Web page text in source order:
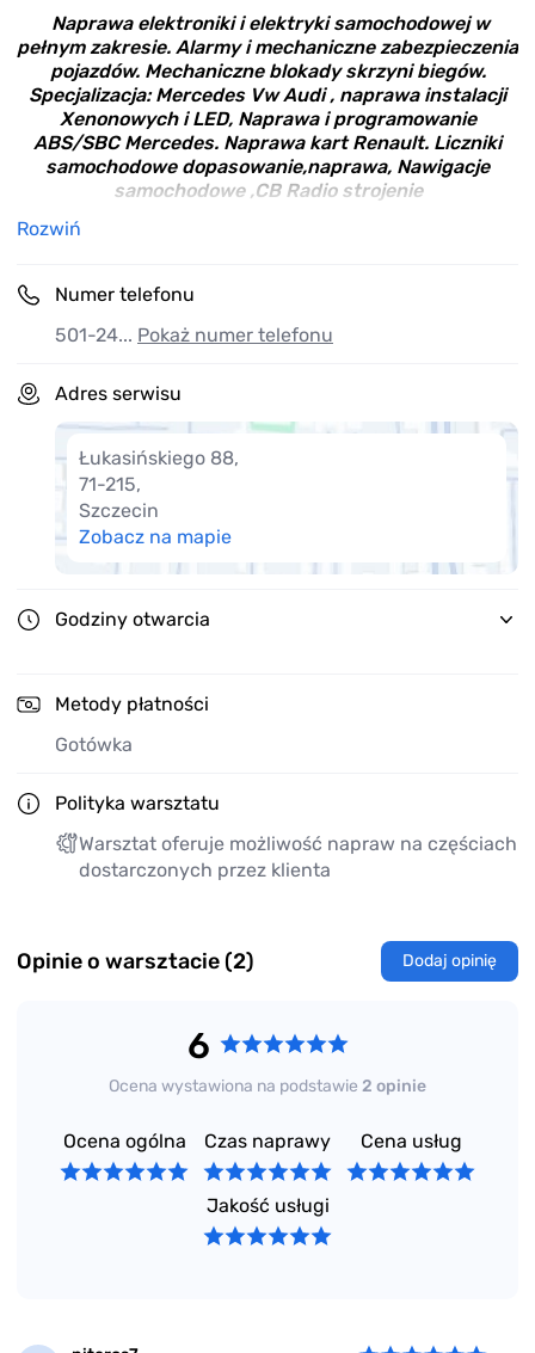
Naprawa elektroniki i elektryki samochodowej w
pełnym zakresie. Alarmy i mechaniczne zabezpieczenia
pojazdów. Mechaniczne blokady skrzyni biegów.
Specjalizacja: Mercedes Vw Audi , naprawa instalacji
Xenonowych i LED, Naprawa i programowanie
ABS/SBC Mercedes. Naprawa kart Renault. Liczniki
samochodowe dopasowanie,naprawa, Nawigacje
samochodowe ,CB Radio strojenie
Rozwiń
Numer telefonu
501-24... Pokaż numer telefonu
Adres serwisu
Łukasińskiego 88,
71-215,
Szczecin
Zobacz na mapie
Godziny otwarcia
Metody płatności
Gotówka
Polityka warsztatu
Warsztat oferuje możliwość napraw na częściach
dostarczonych przez klienta
Opinie o warsztacie (2) Dodaj opinię
6
Ocena wystawiona na podstawie 2 opinie
Ocena ogólna Czas naprawy Cena usług
Jakość usługi